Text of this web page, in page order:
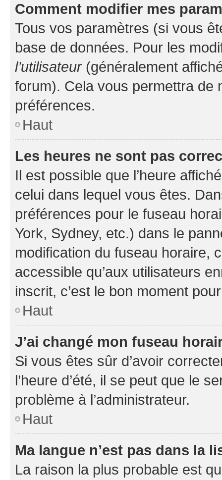
Comment modifier mes
Tous vos paramètres (si vous
base de données. Pour les
l’utilisateur(généralement
forum). Cela vous permettra de
préférences.
Haut
Les heures ne sont pas
Il est possible que l’heure
celui dans lequel vous êtes.
préférences pour le fuseau
York, Sydney, etc.) dans le
modification du fuseau horaire,
accessible qu’aux utilisateurs
inscrit, c’est le bon moment
Haut
J’ai changé mon fuseau
Si vous êtes sûr d’avoir
l’heure d’été, il se peut que le
problème à l’administrateur.
Haut
Ma langue n’est pas dans la
La raison la plus probable est